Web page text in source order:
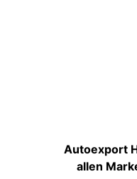
Autoexport
allen